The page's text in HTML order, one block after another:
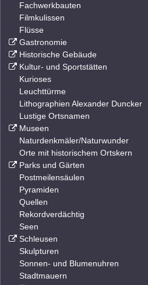
Fachwerkbauten
Filmkulissen
Flüsse
Gastronomie
Historische Gebäude
Kultur- und Sportstätten
Kurioses
Leuchttürme
Lithographien Alexander Duncker
Lustige Ortsnamen
Museen
Naturdenkmäler/Naturwunder
Orte mit historischem Ortskern
Parks und Gärten
Postmeilensäulen
Pyramiden
Quellen
Rekordverdächtig
Seen
Schleusen
Skulpturen
Sonnen- und Blumenuhren
Stadtmauern